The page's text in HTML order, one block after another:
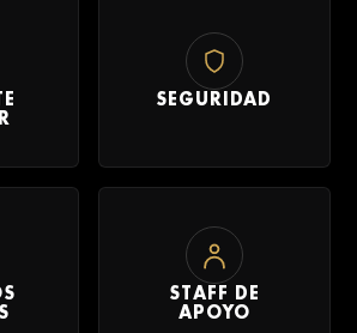
SEGURIDAD
STAFF DE
APOYO